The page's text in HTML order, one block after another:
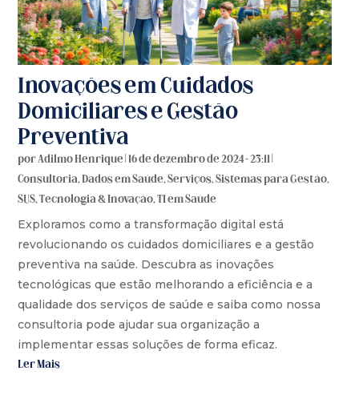
Inovações em Cuidados
Domiciliares e Gestão
Preventiva
porAdilmo Henrique| 16 de dezembro de 2024 - 23:11|
Consultoria,Dados em Saúde,Serviços,Sistemas para Gestão,
SUS,Tecnologia & Inovação,TI em Saúde
Exploramos como a transformação digital está
revolucionando os cuidados domiciliares e a gestão
preventiva na saúde. Descubra as inovações
tecnológicas que estão melhorando a eficiência e a
qualidade dos serviços de saúde e saiba como nossa
consultoria pode ajudar sua organização a
implementar essas soluções de forma eficaz.
Ler Mais